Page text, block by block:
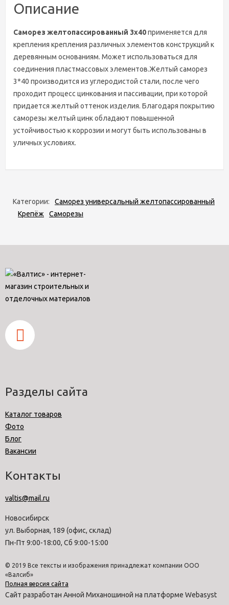
Описание
Саморез желтопассированный 3х40применяется для
крепления крепления различных элементов конструкций к
деревянным основаниям. Может использоваться для
соединения пластмассовых элементов.Желтый саморез
3*40 производится из углеродистой стали, после чего
проходит процесс цинкования и пассивации, при которой
придается желтый оттенок изделия. Благодаря покрытию
саморезы желтый цинк обладают повышенной
устойчивостью к коррозии и могут быть использованы в
уличных условиях.
Категории:
Саморез универсальный желтопассированный
Крепёж
Саморезы
Разделы сайта
Каталог товаров
Фото
Блог
Вакансии
Контакты
valtis@mail.ru
Новосибирск
ул. Выборная, 189 (офис, склад)
Пн-Пт 9:00-18:00, Сб 9:00-15:00
© 2019 Все тексты и изображения принадлежат компании ООО
«Валсиб»
Полная версия сайта
Сайт разработан Анной Миханошиной на платформе Webasyst